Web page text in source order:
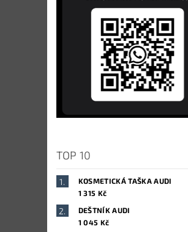
TOP 10
KOSMETICKÁ TAŠKA AUDI
1 315 Kč
DEŠTNÍK AUDI
1 045 Kč